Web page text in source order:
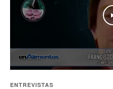
ENTREVISTAS